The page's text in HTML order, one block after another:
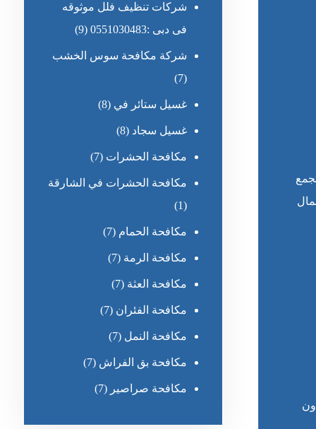
شركات تنظيف فلل موثوقه
فى دبى :0551030483
(9)
شركة مكافحة سوس الخشب
(7)
غسيل ستائر في (8)
غسيل سجاد (8)
مكافحة الحشرات (7)
مكافحة الحشرات في الشارقة
(1)
مكافحة الحمام (7)
مكافحة الرمة (7)
مكافحة العثة (7)
مكافحة الفئران (7)
مكافحة النمل (7)
مكافحة بق الفراش (7)
مكافحة صراصير (7)